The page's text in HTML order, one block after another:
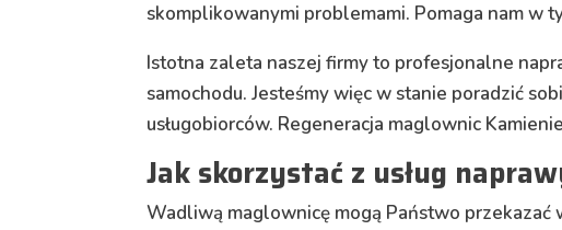
skomplikowanymi problemami. Pomaga nam w
Istotna zaleta naszej firmy to profesjonalne
samochodu. Jesteśmy więc w stanie poradzić
usługobiorców. Regeneracja maglownic
Jak skorzystać z usług
Wadliwą maglownicę mogą Państwo przekazać